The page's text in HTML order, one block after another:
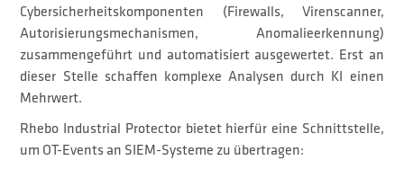
Cybersicherheitskomponenten (Firewalls, Virenscanner,
Autorisierungsmechanismen, Anomalieerkennung)
zusammengeführt und automatisiert ausgewertet. Erst an
dieser Stelle schaffen komplexe Analysen durch KI einen
Mehrwert.
Rhebo Industrial Protector bietet hierfür eine Schnittstelle,
um OT-Events an SIEM-Systeme zu übertragen: